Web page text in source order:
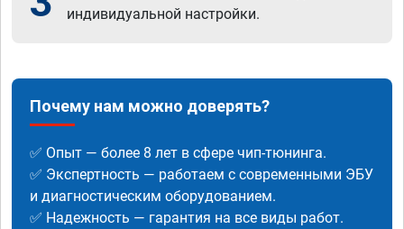
индивидуальной настройки.
Почему нам можно доверять?
✅ Опыт — более 8 лет в сфере чип-тюнинга.
✅ Экспертность — работаем с современными ЭБУ
и диагностическим оборудованием.
✅ Надежность — гарантия на все виды работ.